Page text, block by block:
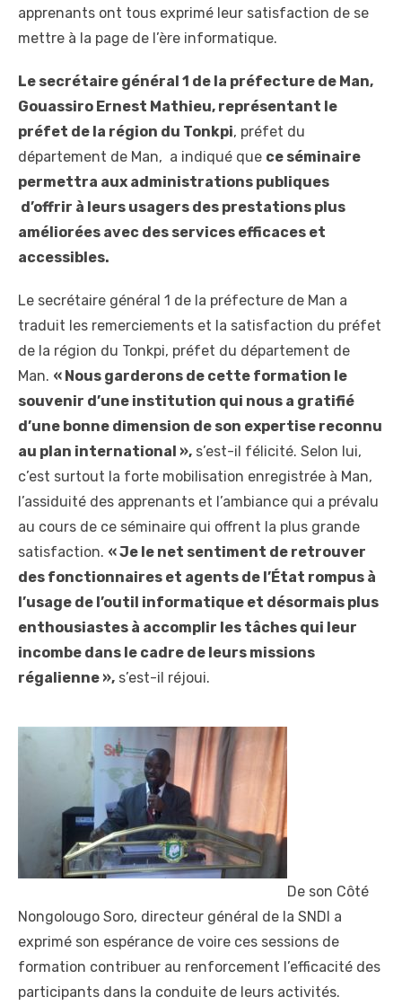
apprenants ont tous exprimé leur satisfaction de se
mettre à la page de l’ère informatique.
Le secrétaire général 1 de la préfecture de Man,
Gouassiro Ernest Mathieu, représentant le
préfet de la région du Tonkpi, préfet du
département de Man, a indiqué que ce séminaire
permettra aux administrations publiques
d’offrir à leurs usagers des prestations plus
améliorées avec des services efficaces et
accessibles.
Le secrétaire général 1 de la préfecture de Man a
traduit les remerciements et la satisfaction du préfet
de la région du Tonkpi, préfet du département de
Man. « Nous garderons de cette formation le
souvenir d’une institution qui nous a gratifié
d’une bonne dimension de son expertise reconnu
au plan international », s’est-il félicité. Selon lui,
c’est surtout la forte mobilisation enregistrée à Man,
l’assiduité des apprenants et l’ambiance qui a prévalu
au cours de ce séminaire qui offrent la plus grande
satisfaction. « Je le net sentiment de retrouver
des fonctionnaires et agents de l’État rompus à
l’usage de l’outil informatique et désormais plus
enthousiastes à accomplir les tâches qui leur
incombe dans le cadre de leurs missions
régalienne », s’est-il réjoui.
De son Côté
Nongolougo Soro, directeur général de la SNDI a
exprimé son espérance de voire ces sessions de
formation contribuer au renforcement l’efficacité des
participants dans la conduite de leurs activités.